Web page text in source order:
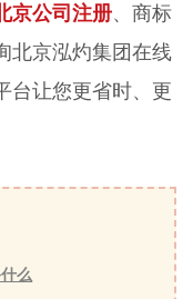
京公司注册、商标
北京泓灼集团在线
台让您更省时、更
么